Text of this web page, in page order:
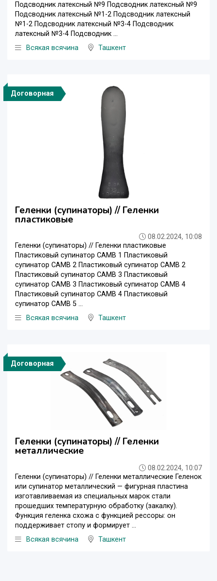
Подсводник латексный №9 Подсводник латексный №9
Подсводник латексный №1-2 Подсводник латексный
№1-2 Подсводник латексный №3-4 Подсводник
латексный №3-4 Подсводник ...
Всякая всячина
Ташкент
Договорная
Геленки (супинаторы) // Геленки
пластиковые
08.02.2024, 10:08
Геленки (супинаторы) // Геленки пластиковые
Пластиковый супинатор CAMB 1 Пластиковый
супинатор CAMB 2 Пластиковый супинатор CAMB 2
Пластиковый супинатор CAMB 3 Пластиковый
супинатор CAMB 3 Пластиковый супинатор CAMB 4
Пластиковый супинатор CAMB 4 Пластиковый
супинатор CAMB 5 ...
Всякая всячина
Ташкент
Договорная
Геленки (супинаторы) // Геленки
металлические
08.02.2024, 10:07
Геленки (супинаторы) // Геленки металлические Геленок
или супинатор металлический — фигурная пластина
изготавливаемая из специальных марок стали
прошедших температурную обработку (закалку).
Функция геленка схожа с функцией рессоры: он
поддерживает стопу и формирует ...
Всякая всячина
Ташкент